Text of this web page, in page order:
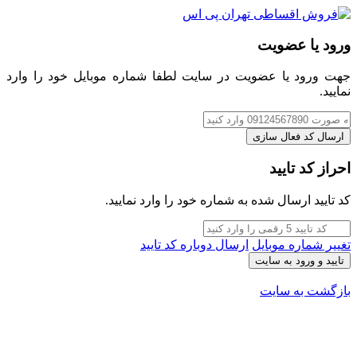
ورود یا عضویت
جهت ورود یا عضویت در سایت لطفا شماره موبایل خود را وارد
نمایید.
ارسال کد فعال سازی
احراز کد تایید
کد تایید ارسال شده به شماره خود را وارد نمایید.
تغییر شماره موبایل ارسال دوباره کد تایید
تایید و ورود به سایت
بازگشت به سایت